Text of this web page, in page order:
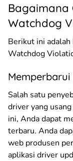
Bagaimana
Watchdog
Berikut ini adalah
Watchdog
Memperbarui
Salah satu
driver yang
ini, Anda dapat
terbaru. Anda
web produsen
aplikasi driver